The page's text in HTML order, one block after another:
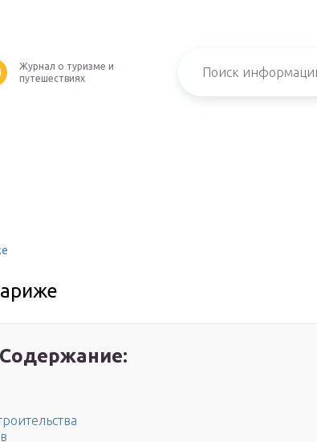
Журнал о туризме и
путешествиях
Содержание: